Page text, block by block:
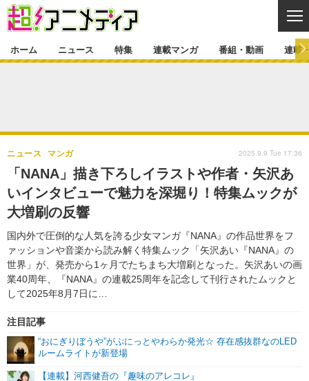
ゲーム・アプリ マンガ
グッズ イベント
声優
舞台 新帝スタ
特集一覧 カバー
ラキりす
連載マンガ
連載マンガ一覧 連載一覧
番組・動画
番組・動画一覧 ラジオ
動画
連載・ブログ
連載・ブログ一覧
編集部ブログ・お知らせ
ホーム ニュース 特集 連載マンガ 番組・動画 連載
「NANA」描き下ろしイラストや作者・矢沢あ
いインタビューで魅力を深堀り！特集ムックが
大増刷の反響
国内外で圧倒的な人気を誇る少女マンガ『NANA』の作品世界をフ
ァッションや音楽から読み解く特集ムック「矢沢あい『NANA』の
世界」が、発売から1ヶ月でたちまち大増刷となった。矢沢あいの画
業40周年、『NANA』の連載25周年を記念して刊行されたムックと
して2025年8月7日に…
ニュース マンガ
注目記事
“おにぎりぼうや”がぷにっとやわらか発光☆ 存在感抜群なのLED
ルームライトが新登場
【連載】河西健吾の『趣味のアレコレ』
2025.9.9 Tue 17:36